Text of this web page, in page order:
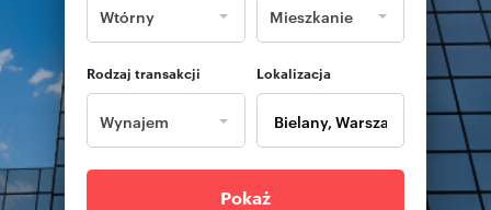
Wtórny Mieszkanie
Rodzaj transakcji
Wynajem
Lokalizacja
Pokaż